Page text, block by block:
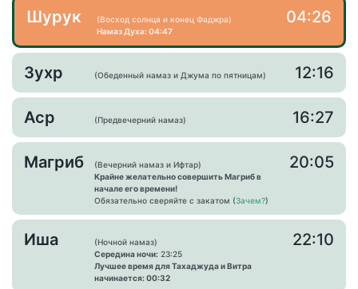
Шурук
(Восход солнца и конец Фаджра)
Намаз Духа: 04:47
04:26
Зухр (Обеденный намаз и Джума по пятницам) 12:16
Аср (Предвечерний намаз) 16:27
Магриб
(Вечерний намаз и Ифтар)
Крайне желательно совершить Магриб в
начале его времени!
Обязательно сверяйте с закатом (Зачем?)
20:05
Иша
(Ночной намаз)
Середина ночи: 23:25
Лучшее время для Тахаджуда и Витра
начинается: 00:32
22:10